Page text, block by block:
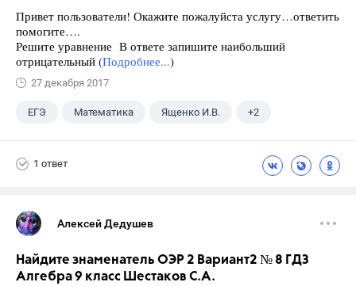
Привет пользователи! Окажите пожалуйста услугу…ответить
помогите….
Решите уравнение В ответе запишите наибольший
отрицательный (Подробнее...)
27 декабря 2017
ЕГЭ Математика Ященко И.В. +2
1 ответ
Алексей Дедушев
Найдите знаменатель ОЭР 2 Вариант2 № 8 ГДЗ
Алгебра 9 класс Шестаков С.А.